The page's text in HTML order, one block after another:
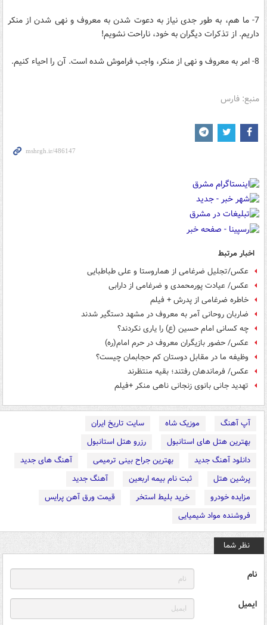
7- ما هم، به طور جدی نیاز به دعوت شدن به معروف و نهی شدن از منکر
داریم. از تذکرات دیگران به خود، ناراحت نشویم!
8- امر به معروف و نهی از منکر، واجب فراموش شده است. آن را احیاء کنیم.
منبع: فارس
اخبار مرتبط
عکس/تجلیل ضرغامی از هماروستا و علی طباطبایی
عکس/ عیادت پورمحمدی و ضرغامی از دارابی
خاطره ضرغامی از پدرش + فیلم
ضاربان روحانی آمر به معروف در مشهد دستگیر شدند
چه کسانی امام حسین (ع) را یاری نکردند؟
عکس/ حضور بازیگران معروف در حرم امام(ره)
وظیفه ما در مقابل دوستان کم حجابمان چیست؟
عکس/ فرماندهان رفتند؛ بقیه منتظرند
تهدید جانی بانوی زنجانی ناهی منکر +فیلم
آپ آهنگ موزیک شاه
سایت تاریخ ایران
بهترین هتل های استانبول
رزرو هتل استانبول
دانلود آهنگ جدید
بهترین جراح بینی ترمیمی
آهنگ های جدید
پرشین هتل
ثبت نام بیمه اربعین
آهنگ جدید
مزایده خودرو
خرید بلیط استخر
قیمت ورق آهن پرایس
فروشنده مواد شیمیایی
نظر شما
نام
ایمیل